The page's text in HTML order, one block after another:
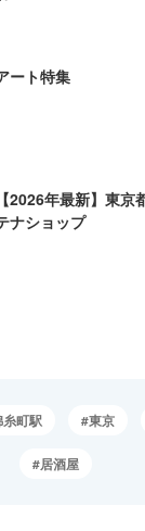
ート特集
【2026年最新】東
ナショップ
糸町駅 東京
居酒屋